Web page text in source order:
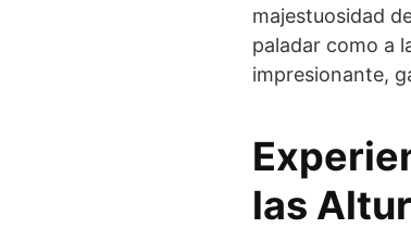
majestuosidad
paladar como a
impresionante,
las